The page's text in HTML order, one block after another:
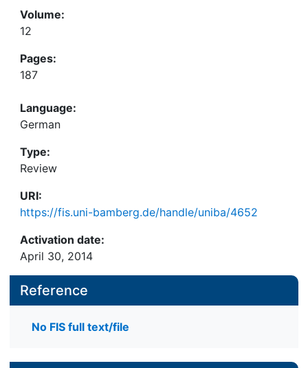
Volume:
12
Pages:
187
Language:
German
Type:
Review
URI:
https://fis.uni-bamberg.de/handle/uniba/4652
Activation date:
April 30, 2014
Reference
No FIS full text/file